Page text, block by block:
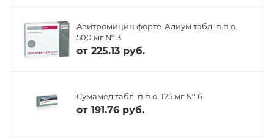
Азитромицин форте-Алиум табл. п.п.о.
500 мг № 3
от 225.13 руб.
Сумамед табл. п.п.о. 125 мг № 6
от 191.76 руб.